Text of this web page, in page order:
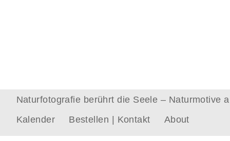
Naturfotografie berührt die Seele – Naturmotive
Kalender
Bestellen | Kontakt About